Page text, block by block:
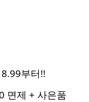
부터!!
면제 + 사은품